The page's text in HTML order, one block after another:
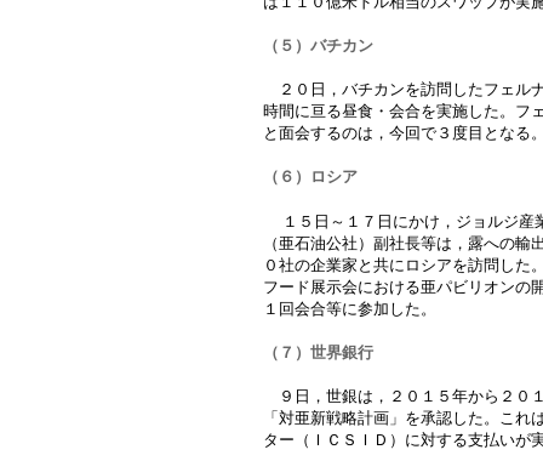
（５）バチカン
２０日，バチカンを訪問したフェル
時間に亘る昼食・会合を実施した。フ
と面会するのは，今回で３度目となる
（６）ロシア
１５日～１７日にかけ，ジョルジ
（亜石油公社）副社長等は，露への
０社の企業家と共にロシアを訪問した
フード展示会における亜パビリオンの
１回会合等に参加した。
（７）世界銀行
９日，世銀は，２０１５年から２０
「対亜新戦略計画」を承認した。こ
ター（ＩＣＳＩＤ）に対する支払いが